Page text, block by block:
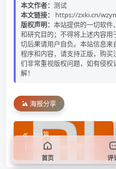
本文作者： 测试
本文链接：
https://zxki.cn/
版权声明： 本站提供的一切软件
和研究目的；不得将上述内容
切后果请用户自负。本站信息
程序和内容，请支持正版，购
们非常重视版权问题，如有侵
解！
海报分享
上一篇
【分享】RuStore⭐俄罗斯应
用商店 国内网直接使用⭐
首页 评